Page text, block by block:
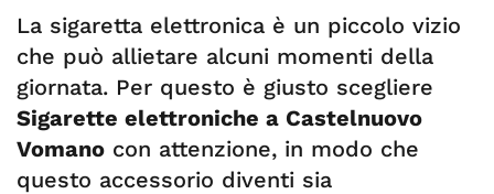
La sigaretta elettronica è un piccolo vizio
che può allietare alcuni momenti della
giornata. Per questo è giusto scegliere
Sigarette elettroniche a Castelnuovo
Vomano con attenzione, in modo che
questo accessorio diventi sia